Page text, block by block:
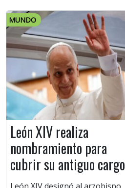
MUNDO
León XIV realiza
nombramiento para
cubrir su antiguo cargo